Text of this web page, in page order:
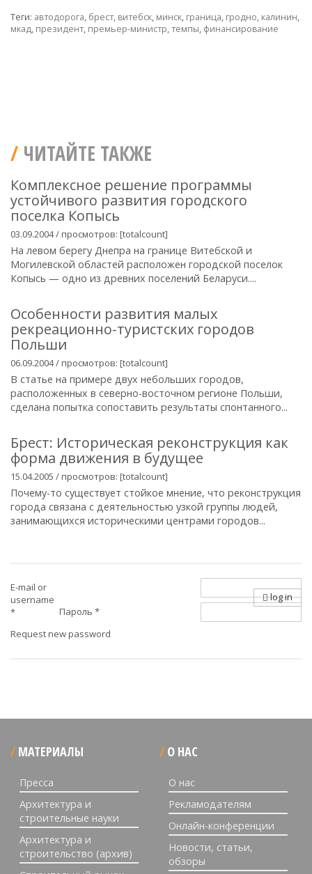
Теги: автодорога, брест, витебск, минск, граница, гродно, калинин,
мкад, президент, премьер-министр,темпы, финансирование
ЧИТАЙТЕ ТАКЖЕ
Комплексное решение программы
устойчивого развития городского
поселка Копысь
03.09.2004 / просмотров: [totalcount]
На левом берегу Днепра на границе Витебской и
Могилевской областей расположен городской поселок
Копысь — одно из древних поселений Беларуси....
Особенности развития малых
рекреационно-туристских городов
Польши
06.09.2004 / просмотров: [totalcount]
В статье на примере двух небольших городов,
расположенных в северно-восточном регионе Польши,
сделана попытка сопоставить результаты спонтанного...
Брест: Историческая реконструкция как
форма движения в будущее
15.04.2005 / просмотров: [totalcount]
Почему-то существует стойкое мнение, что реконструкция
города связана с деятельностью узкой группы людей,
занимающихся историческими центрами городов...
E-mail or
username
*
Пароль *
Request new password
log in
МАТЕРИАЛЫ
Пресса
Архитектура и
строительные науки
Архитектура и
строительство (архив)
О НАС
О нас
Рекламодателям
Онлайн-конференции
Новости, статьи,
обзоры